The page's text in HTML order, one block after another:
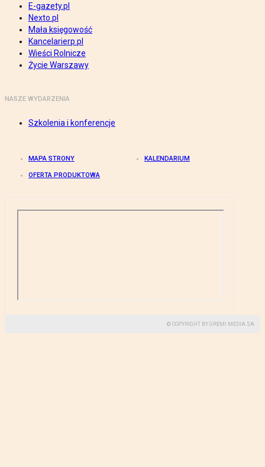
E-gazety.pl
Nexto.pl
Mała księgowość
Kancelarierp.pl
Wieści Rolnicze
Życie Warszawy
NASZE WYDARZENIA
Szkolenia i konferencje
MAPA STRONY KALENDARIUM
OFERTA PRODUKTOWA
© COPYRIGHT BY GREMI MEDIA SA